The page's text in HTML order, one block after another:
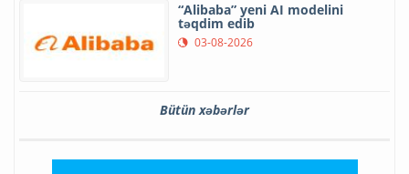
“Alibaba” yeni AI modelini
təqdim edib
03-08-2026
Bütün xəbərlər